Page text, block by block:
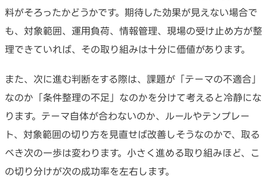
料がそろったかどうかです。期待した効果が見えない場合で
も、対象範囲、運用負荷、情報管理、現場の受け止め方が整
理できていれば、その取り組みは十分に価値があります。
また、次に進む判断をする際は、課題が「テーマの不適合」
なのか「条件整理の不足」なのかを分けて考えると冷静にな
ります。テーマ自体が合わないのか、ルールやテンプレー
ト、対象範囲の切り方を見直せば改善しそうなのかで、取る
べき次の一歩は変わります。小さく進める取り組みほど、こ
の切り分けが次の成功率を左右します。